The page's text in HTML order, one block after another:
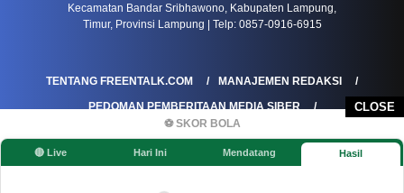
CLOSE
⚽ SKOR BOLA
🔴 Live Hari Ini Mendatang Hasil
Kecamatan Bandar Sribhawono, Kabupaten Lampung,
Timur, Provinsi Lampung | Telp: 0857-0916-6915
TENTANG FREENTALK.COM
MANAJEMEN REDAKSI
PEDOMAN PEMBERITAAN MEDIA SIBER
PEDOMAN PEMBERITAAN RAMAH ANAK
KOREKSI & KLARIFIKASI
KEBIJAKAN IKLAN / ADVERTORIAL